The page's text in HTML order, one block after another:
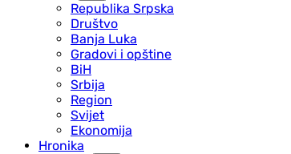
Republika Srpska
Društvo
Banja Luka
Gradovi i opštine
BiH
Srbija
Region
Svijet
Ekonomija
Hronika